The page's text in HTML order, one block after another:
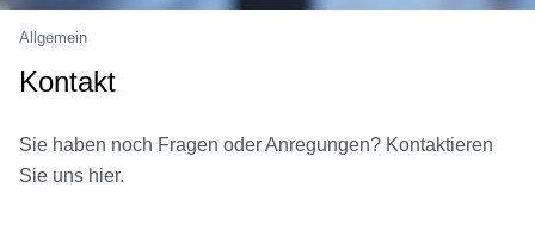
Allgemein
Kontakt
Sie haben noch Fragen oder Anregungen? Kontaktieren
Sie uns hier.